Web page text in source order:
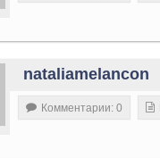
nataliamelancon
Комментарии: 0